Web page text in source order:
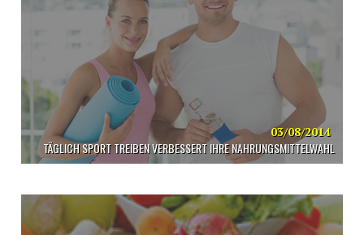
03/08/2014
TÄGLICH SPORT TREIBEN VERBESSERT IHRE NAHRUNGSMITTELWAHL